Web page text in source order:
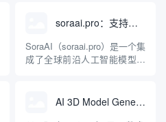
程助手的账号与运行环境而设
计。它目前支持包括
Antigravity IDE、Codex、
GitHub Copilo...
soraai.pro：支持多模型文字转视频和图像生成的在线创作工具
SoraAI（soraai.pro）是一个集
成了全球前沿人工智能模型的
者、营销人员及广大用户提供AI 3D Model Generator：通过文本和图像快速生成3D模型的在线工具